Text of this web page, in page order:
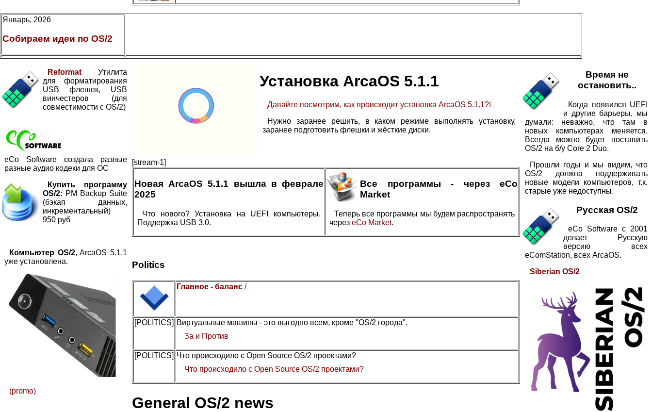
Январь, 2026
Собираем идеи по OS/2
Reformat Утилита
для форматирования
USB флешек, USB
винчестеров (для
совместимости с OS/2)
eCo Software создала разные
разные аудио кодеки для ОС
Купить программу
OS/2: PM Backup Suite
(бэкап данных,
инкрементальный)
950 руб
Компьютер OS/2, ArcaOS 5.1.1
уже установлена.
(promo)
Установка ArcaOS 5.1.1
Давайте посмотрим, как происходит установка ArcaOS 5.1.1?!
Нужно заранее решить, в каком режиме выполнять установку,
заранее подготовить флешки и жёсткие диски.
[stream-1]
Новая ArcaOS 5.1.1 вышла в феврале
2025
Что нового? Установка на UEFI компьютеры.
Поддержка USB 3.0.
Все программы - через eCo
Market
Теперь все программы мы будем распространять
через eCo Market.
Politics
Главное - баланс /
[POLITICS] Виртуальные машины - это выгодно всем, кроме "OS/2 города".
За и Против
[POLITICS] Что происходило с Open Source OS/2 проектами?
Что происходило с Open Source OS/2 проектами?
General OS/2 news
Время не
остановить..
Когда появился UEFI
и другие барьеры, мы
думали: неважно, что там в
новых компьютерах меняется.
Всегда можно будет поставить
OS/2 на б/у Core 2 Duo.
Прошли годы и мы видим, что
OS/2 должна поддерживать
новые модели компьютеров, т.к.
старые уже недоступны.
Русская OS/2
eCo Software с 2001
делает Русскую
версию всех
eComStation, всех ArcaOS.
Siberian OS/2